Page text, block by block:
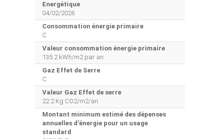
Energétique
04/02/2026
Consommation énergie primaire
C
Valeur consommation énergie primaire
135.2 kWh/m2 par an
Gaz Effet de Serre
C
Valeur Gaz Effet de serre
22.2 Kg CO2/m2/an
Montant minimum estimé des dépenses
annuelles d'énergie pour un usage
standard